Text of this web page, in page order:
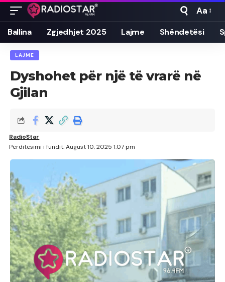
Font
Resizer
Aa
Ballina Zgjedhjet 2025 Lajme Shëndetësi
LAJME
Dyshohet për një të vrarë në
Gjilan
Përditësimi i fundit: August 10, 2025 1:07 pm
RadioStar